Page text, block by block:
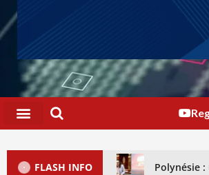
FLASH INFO Polynésie